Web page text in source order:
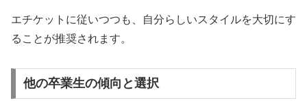
エチケットに従いつつも、自分らしいスタイルを大切にす
ることが推奨されます。
他の卒業生の傾向と選択